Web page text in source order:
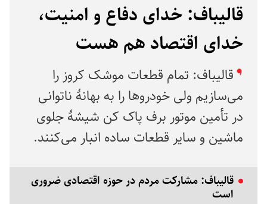
قالیباف: خدای دفاع و امنیت،
خدای اقتصاد هم هست
قالیباف: تمام قطعات موشک کروز را
می‌سازیم ولی خودروها را به بهانۀ ناتوانی
در تأمین موتور برف پاک کن شیشۀ جلوی
ماشین و سایر قطعات ساده انبار می‌کنند.
قالیباف: مشارکت مردم در حوزه اقتصادی ضروری
است